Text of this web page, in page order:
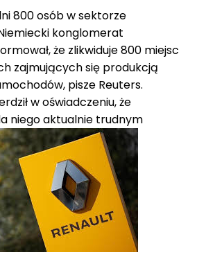
800 osób w sektorze
konglomerat
że zlikwiduje 800 miejsc
zajmujących się produkcją
pisze Reuters.
w oświadczeniu, że
niego aktualnie trudnym